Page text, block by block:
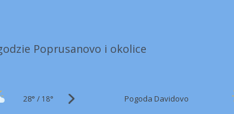
Poprusanovo i okolice
28° / 18° Pogoda Davidovo